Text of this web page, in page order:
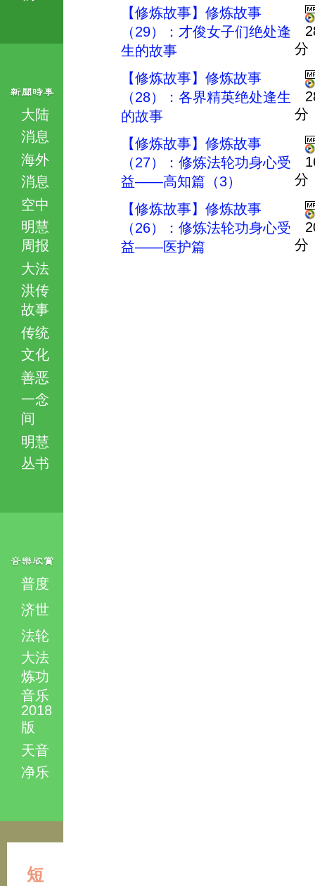
大陆
消息
海外
消息
空中
明慧
周报
大法
洪传
故事
传统
文化
善恶
一念
间
明慧
丛书
普度
济世
法轮
大法
炼功
音乐
2018
版
天音
净乐
短
【修炼故事】修炼故事
（29）：才俊女子们绝处逢
生的故事
分
【修炼故事】修炼故事
（28）：各界精英绝处逢生
的故事
分
【修炼故事】修炼故事
（27）：修炼法轮功身心受
益——高知篇（3）
分
【修炼故事】修炼故事
（26）：修炼法轮功身心受
益——医护篇
分